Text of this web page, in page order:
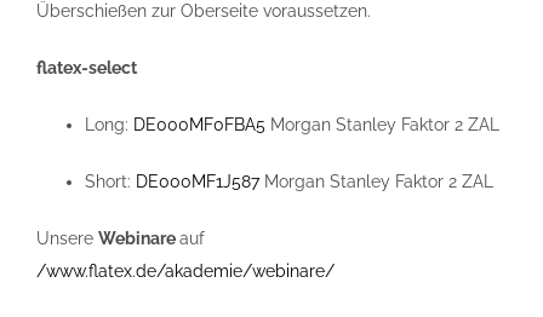
Überschießen zur Oberseite voraussetzen.
flatex-select
Long: DE000MF0FBA5 Morgan Stanley Faktor 2 ZAL
Short: DE000MF1J587Morgan Stanley Faktor 2 ZAL
Unsere Webinareauf
/www.flatex.de/akademie/webinare/